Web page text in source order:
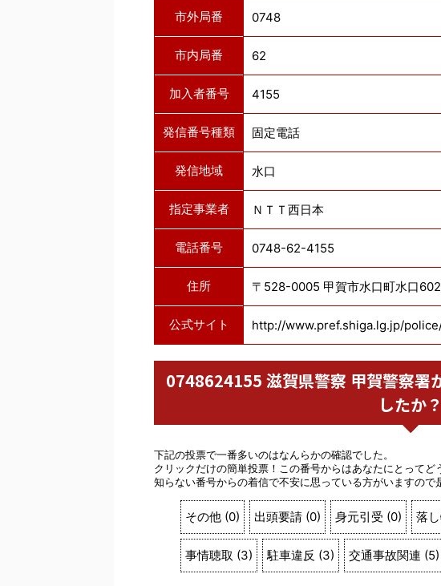
市外局番 0748
市内局番 62
加入者番号 4155
発信番号種類 固定電話
発信地域 水口
指定事業者 ＮＴＴ西日本
電話番号 0748-62-4155
住所 〒528-0005 甲賀市水口町水口
公式サイト http://www.pref.shiga.lg.jp/
0748624155 滋賀県警察 甲賀警察署
したか？
下記の投票で一番多いのはなんらかの確認でした。
クリックだけの簡単投票！この番号からはあなたにとってど
知らない番号からの着信で不安に思っている方がいますので
その他 (0) 出頭要請 (0) 身元引受 (0) 落
事情聴取 (3) 駐車違反 (3) 交通事故関連 (5)